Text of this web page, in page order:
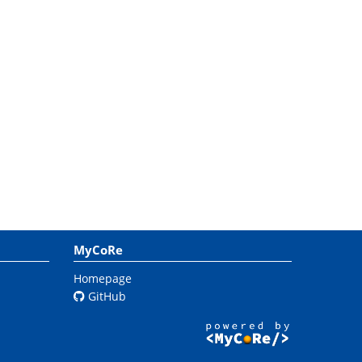
MyCoRe
Homepage
GitHub